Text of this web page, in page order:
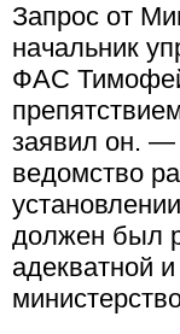
Запрос от
начальник
ФАС
заявил он. —
ведомство
должен был
адекватной